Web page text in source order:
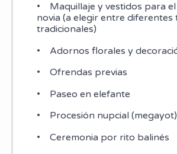
• Maquillaje y vestidos para
novia (a elegir entre diferentes
tradicionales)
• Adornos florales y
• Ofrendas previas
• Paseo en elefante
• Procesión nupcial (megayot)
• Ceremonia por rito balinés